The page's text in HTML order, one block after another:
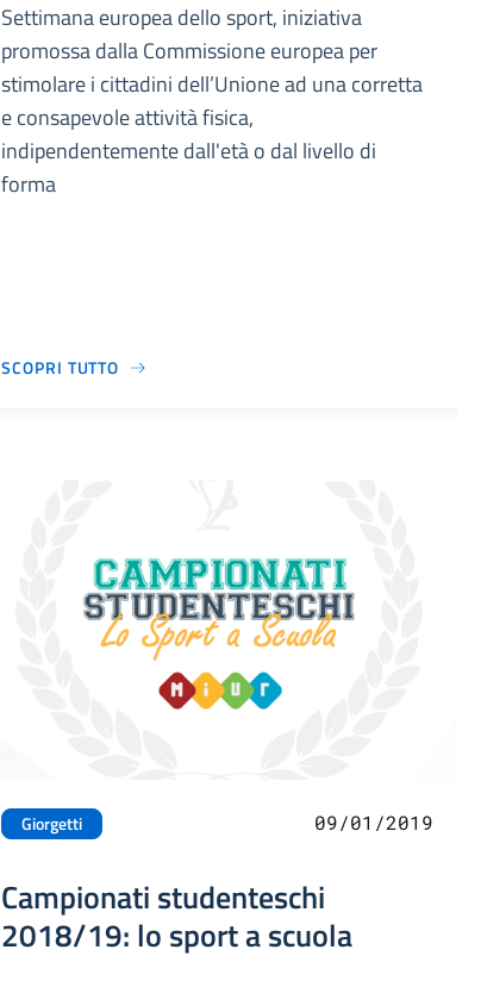
Settimana europea dello sport, iniziativa
promossa dalla Commissione europea per
stimolare i cittadini dell’Unione ad una corretta
e consapevole attività fisica,
indipendentemente dall'età o dal livello di
forma
SCOPRI TUTTO
Giorgetti 09/01/2019
Campionati studenteschi
2018/19: lo sport a scuola